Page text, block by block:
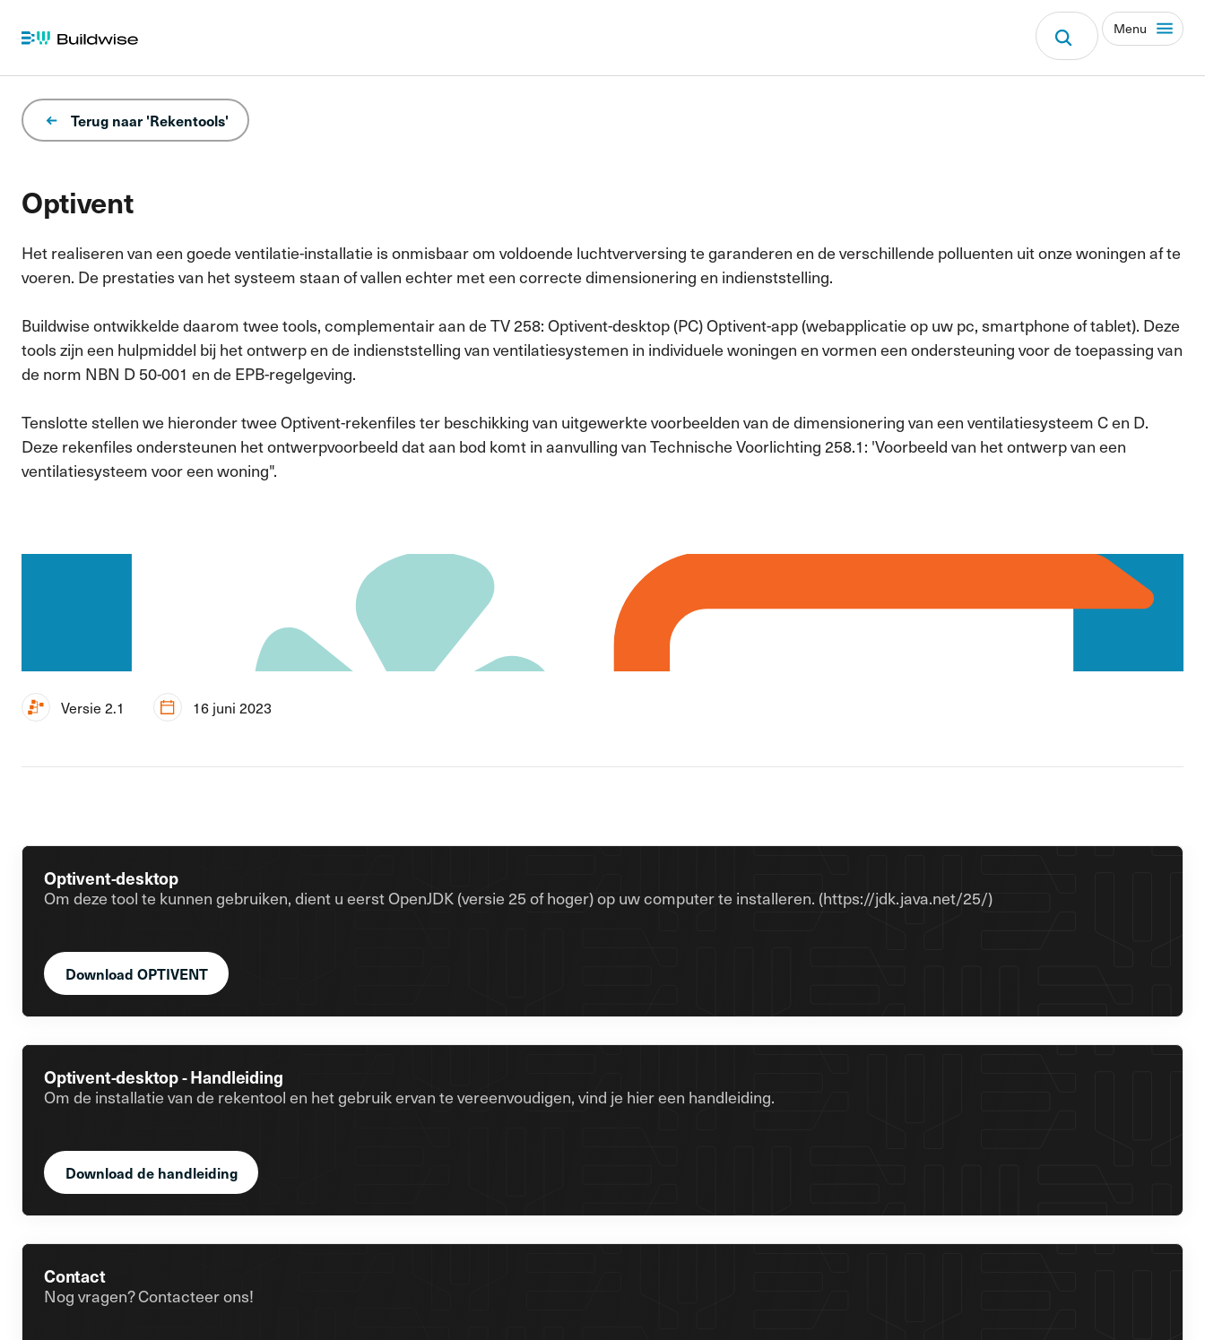
Menu
Optivent
Terug naar 'Rekentools'
Het realiseren van een goede ventilatie-installatie is onmisbaar om voldoende luchtverversing te garanderen en de verschillende polluenten uit onze woningen af te
voeren. De prestaties van het systeem staan of vallen echter met een correcte dimensionering en indienststelling.
Buildwise ontwikkelde daarom twee tools, complementair aan de TV 258: Optivent-desktop (PC) Optivent-app (webapplicatie op uw pc, smartphone of tablet). Deze
tools zijn een hulpmiddel bij het ontwerp en de indienststelling van ventilatiesystemen in individuele woningen en vormen een ondersteuning voor de toepassing van
de norm NBN D 50-001 en de EPB-regelgeving.
Tenslotte stellen we hieronder twee Optivent-rekenfiles ter beschikking van uitgewerkte voorbeelden van de dimensionering van een ventilatiesysteem C en D.
Deze rekenfiles ondersteunen het ontwerpvoorbeeld dat aan bod komt in aanvulling van Technische Voorlichting 258.1: 'Voorbeeld van het ontwerp van een
ventilatiesysteem voor een woning".
Versie 2.1 16 juni 2023
Optivent-desktop
Om deze tool te kunnen gebruiken, dient u eerst OpenJDK (versie 25 of hoger) op uw computer te installeren. (https://jdk.java.net/25/)
Download OPTIVENT
Optivent-desktop - Handleiding
Om de installatie van de rekentool en het gebruik ervan te vereenvoudigen, vind je hier een handleiding.
Download de handleiding
Contact
Nog vragen? Contacteer ons!